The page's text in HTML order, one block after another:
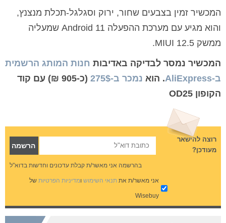
המכשיר זמין בצבעים שחור, ירוק וסגלגל-תכלת מנצנץ,
והוא מגיע עם מערכת ההפעלה Android 11 שמעליה
ממשק MIUI 12.5.
המכשיר נמסר לבדיקה באדיבות חנות המותג הרשמית
ב-AliExpress
. הוא נמכר ב-275$
(כ-905 ₪) עם קוד
הקופון OD25
רוצה להישאר
מעודכן?
בהרשמה אני מאשר/ת קבלת עדכונים וחדשות בדוא"ל
אני מאשר/ת אתתנאי השימוש ומדיניות הפרטיות של
Wisebuy